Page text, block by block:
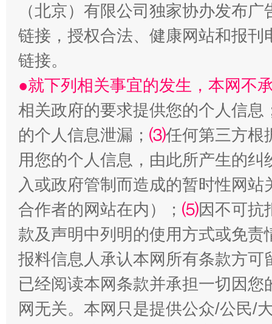
揭批美国五大"原罪" "炒
（北京）有限公司独家协办发布
链接，授权合法、健康网站和报
链接。
●就下列相关事宜的发生，本网不
相关政府的要求提供您的个人信息
的个人信息泄漏； ⑶任何第三方根
用您的个人信息，由此所产生的纠
入或政府管制而造成的暂时性网
合作者的网站在内）； ⑸因不可抗
款及声明中列明的使用方式或免责
报料信息人承认本网所有条款方
已经阅读本网条款并承担一切因
网无关。本网只是提供公众/公民/